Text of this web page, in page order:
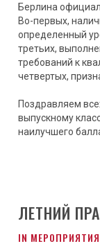
Берлина
Во-первых,
определенный
третьих,
требований к
четвертых,
Поздравляем
выпускному
наилучшего
ЛЕТНИЙ
IN МЕРОПРИЯТИЯ